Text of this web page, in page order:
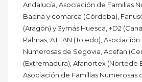
Andalucía, Asociación de Familias
Baena y comarca (Córdoba),
(Aragón) y 3ymás Huesca, +D2
Palmas, ATFAN (Toledo),
Numerosas de Segovia, Acefan
(Extremadura), Afanortex (Nortede
Asociación de Familias Numerosas